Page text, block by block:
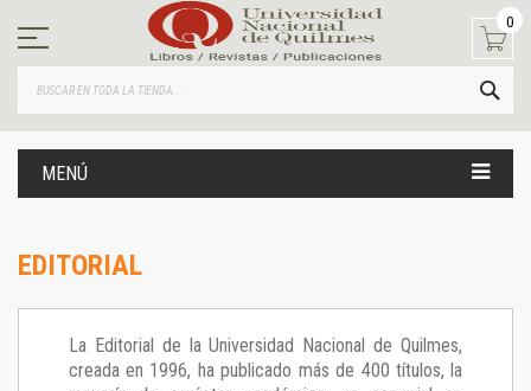
contenido
0
MENÚ
EDITORIAL
La Editorial de la Universidad Nacional de Quilmes,
creada en 1996, ha publicado más de 400 títulos, la